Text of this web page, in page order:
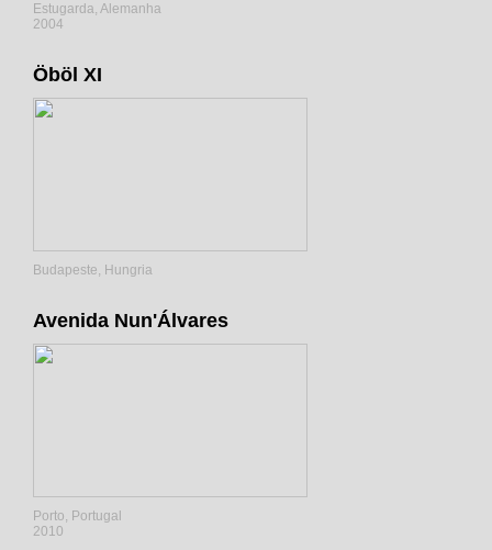
Estugarda, Alemanha
2004
Öböl XI
Budapeste, Hungria
Avenida Nun'Álvares
Porto, Portugal
2010